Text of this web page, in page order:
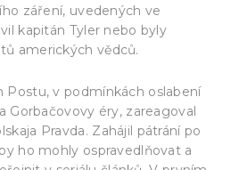
záření, uvedených ve
kapitán Tyler nebo byly
amerických vědců.
Postu, v podmínkách oslabení
Gorbačovovy éry, zareagoval
Pravda. Zahájil pátrání po
ho mohly ospravedlňovat a